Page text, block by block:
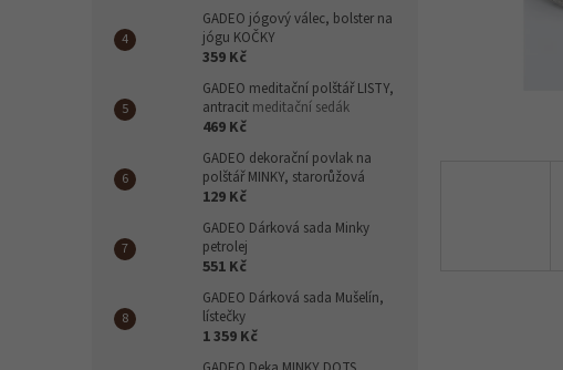
GADEO jógový válec, bolster na
jógu KOČKY
359 Kč
GADEO meditační polštář LISTY,
antracit meditační sedák
469 Kč
GADEO dekorační povlak na
polštář MINKY, starorůžová
129 Kč
GADEO Dárková sada Minky
petrolej
551 Kč
GADEO Dárková sada Mušelín,
lístečky
1 359 Kč